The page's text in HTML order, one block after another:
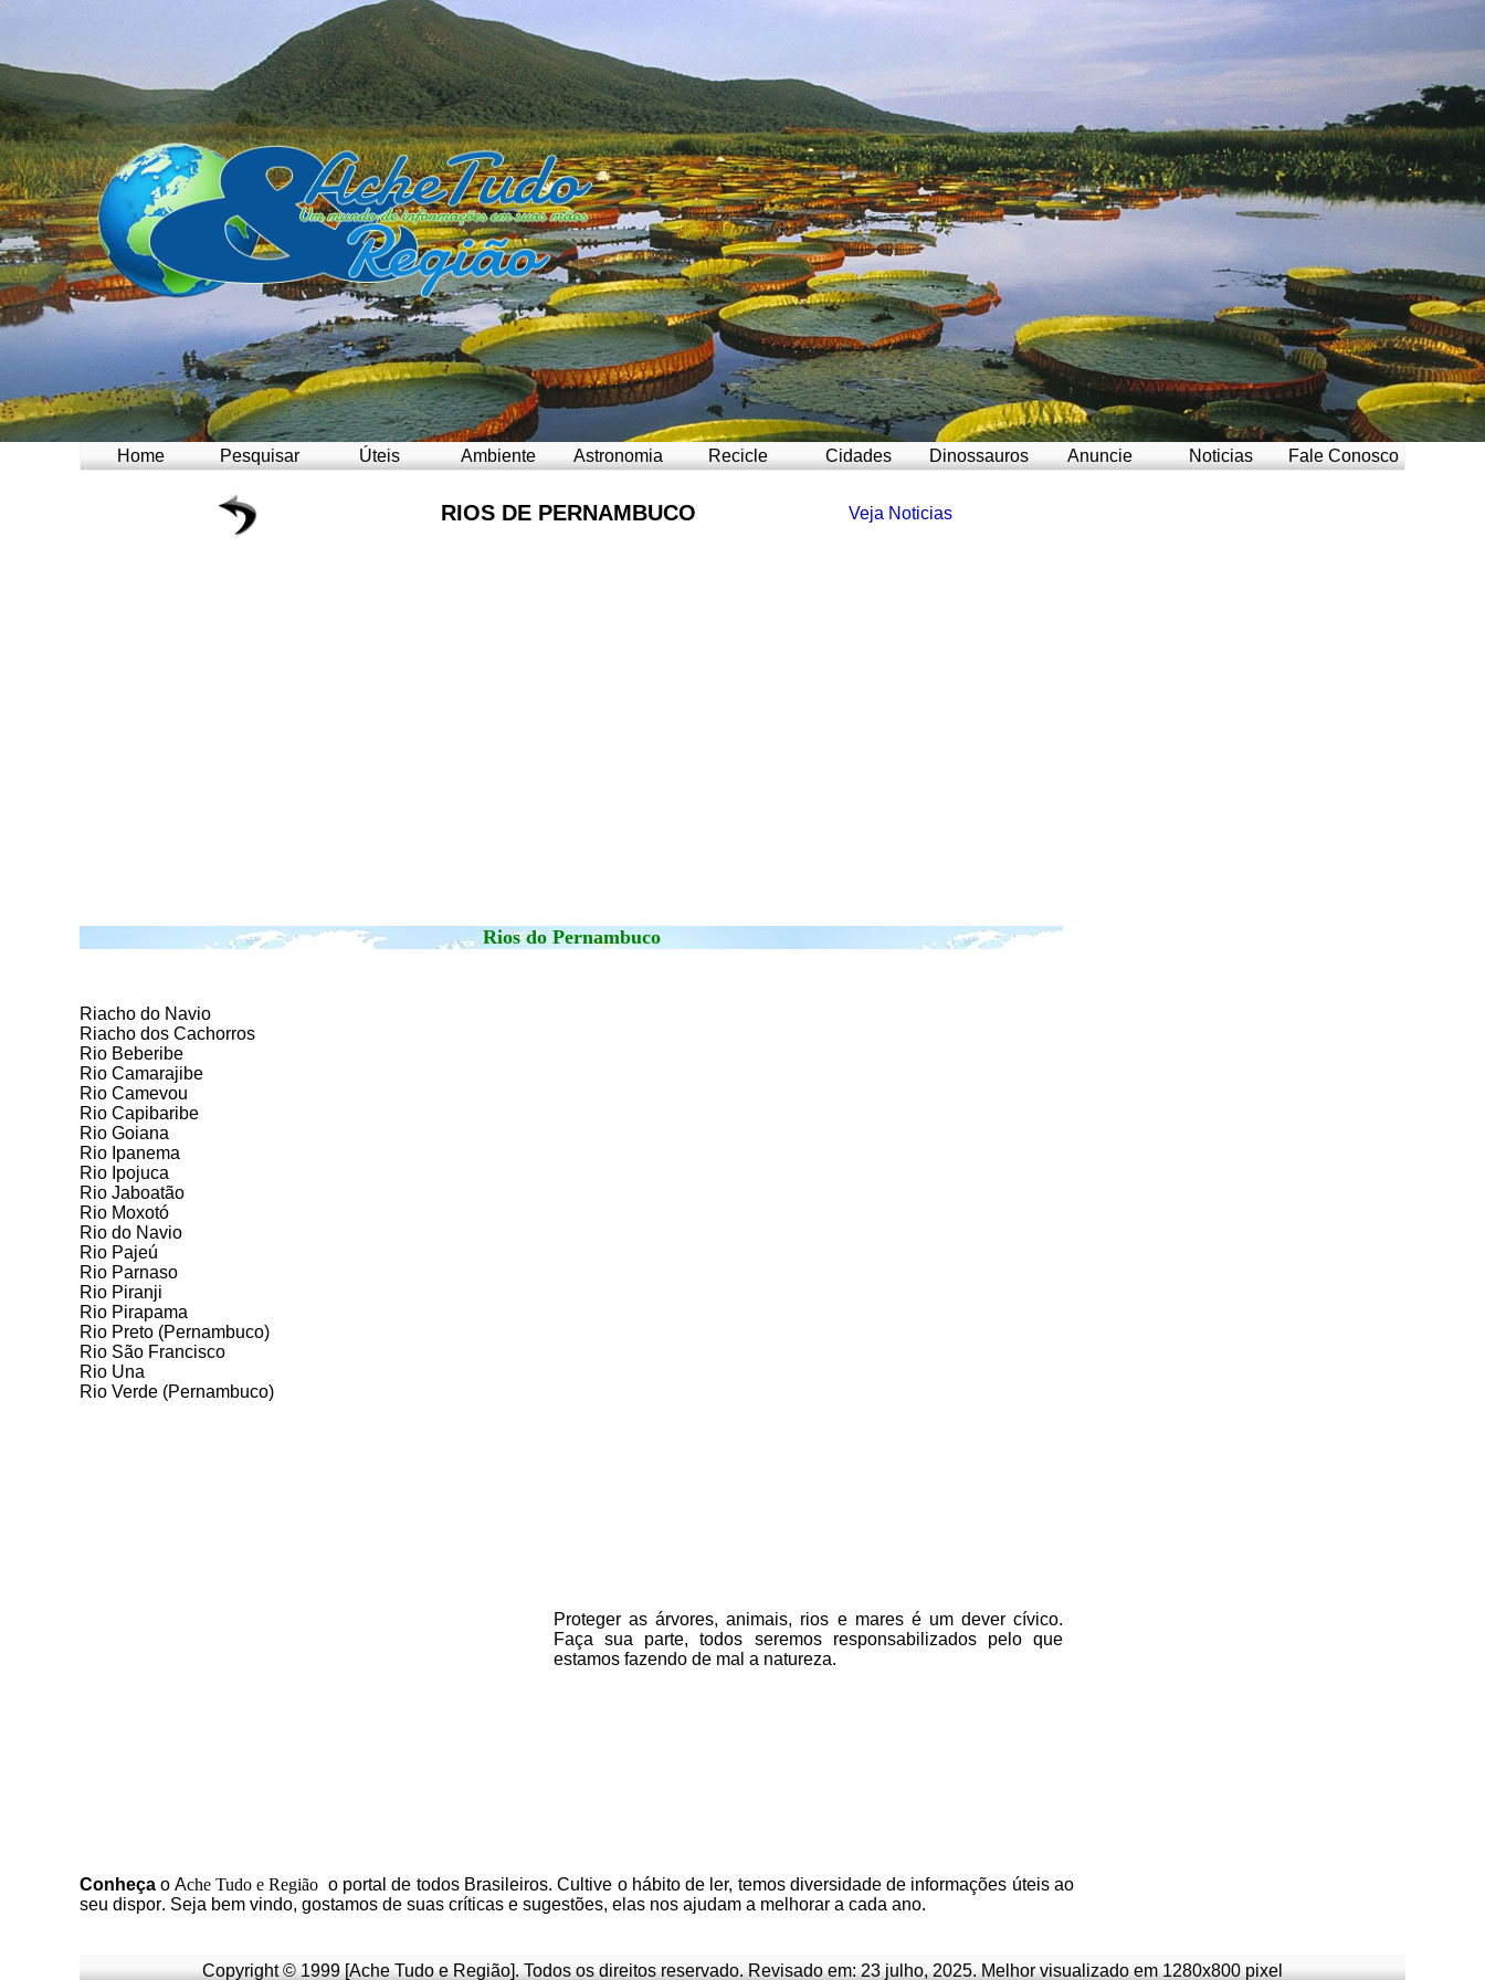
Home Pesquisar Úteis Ambiente Astronomia Recicle Cidades Dinossauros Anuncie Noticias Fale Conosco
RIOS DE PERNAMBUCO Veja Noticias
Rios do Pernambuco
Riacho do Navio
Riacho dos Cachorros
Rio Beberibe
Rio Camarajibe
Rio Camevou
Rio Capibaribe
Rio Goiana
Rio Ipanema
Rio Ipojuca
Rio Jaboatão
Rio Moxotó
Rio do Navio
Rio Pajeú
Rio Parnaso
Rio Piranji
Rio Pirapama
Rio Preto (Pernambuco)
Rio São Francisco
Rio Una
Rio Verde (Pernambuco)
Proteger as árvores, animais, rios e mares é um dever cívico.
Faça sua parte, todos seremos responsabilizados pelo que
estamos fazendo de mal a natureza.
Conheça o Ache Tudo e Região o portalde todos Brasileiros. Cultive o hábito de ler, temos diversidade de informações úteisao
seu dispor. Seja bem vindo, gostamos de suas críticas e sugestões, elas nos ajudam a melhorar a cada ano.
Copyright © 1999 [Ache Tudo e Região]. Todos os direitos reservado. Revisado em: 23 julho, 2025. Melhor visualizado em 1280x800 pixel